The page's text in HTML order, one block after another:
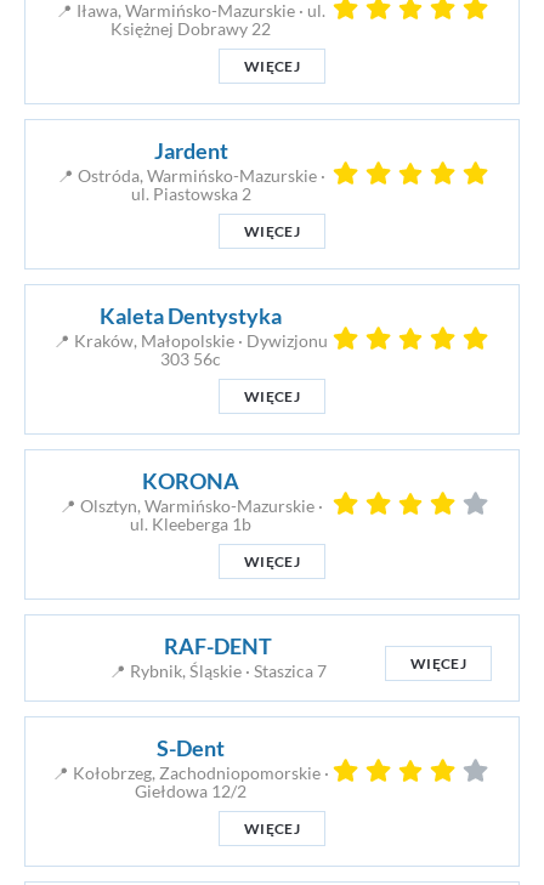
📍 Iława, Warmińsko-Mazurskie · ul.
Księżnej Dobrawy 22
WIĘCEJ
Jardent
📍 Ostróda, Warmińsko-Mazurskie ·
ul. Piastowska 2
WIĘCEJ
Kaleta Dentystyka
📍 Kraków, Małopolskie · Dywizjonu
303 56c
WIĘCEJ
KORONA
📍 Olsztyn, Warmińsko-Mazurskie ·
ul. Kleeberga 1b
WIĘCEJ
RAF-DENT
📍 Rybnik, Śląskie · Staszica 7 WIĘCEJ
S-Dent
📍 Kołobrzeg, Zachodniopomorskie ·
Giełdowa 12/2
WIĘCEJ